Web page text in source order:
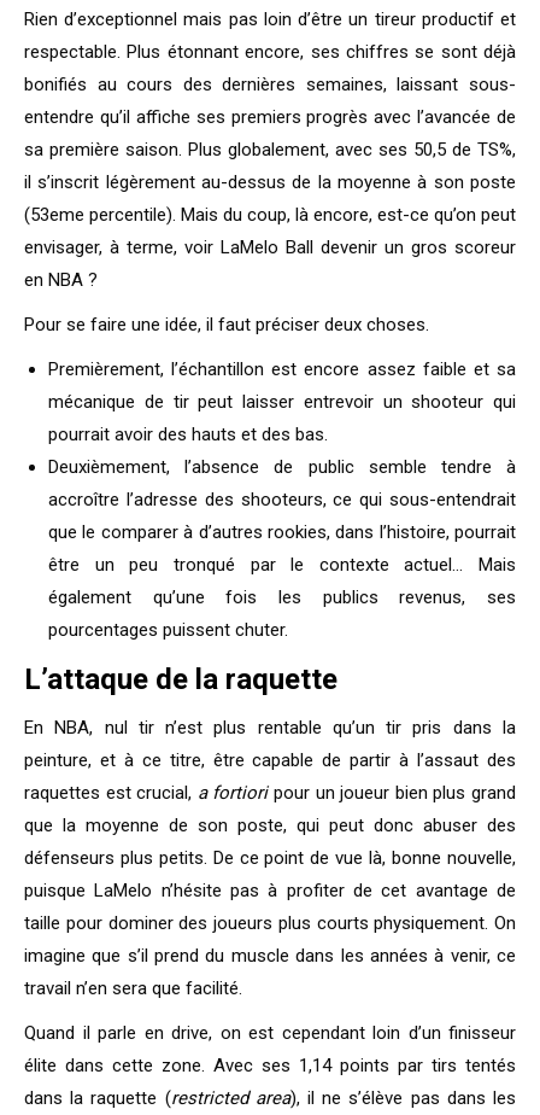
Rien d’exceptionnel mais pas loin d’être un tireur productif et
respectable. Plus étonnant encore, ses chiffres se sont déjà
bonifiés au cours des dernières semaines, laissant sous-
entendre qu’il affiche ses premiers progrès avec l’avancée de
sa première saison. Plus globalement, avec ses 50,5 de TS%,
il s’inscrit légèrement au-dessus de la moyenne à son poste
(53eme percentile). Mais du coup, là encore, est-ce qu’on peut
envisager, à terme, voir LaMelo Ball devenir un gros scoreur
en NBA ?
Pour se faire une idée, il faut préciser deux choses.
Premièrement, l’échantillon est encore assez faible et sa
mécanique de tir peut laisser entrevoir un shooteur qui
pourrait avoir des hauts et des bas.
Deuxièmement, l’absence de public semble tendre à
accroître l’adresse des shooteurs, ce qui sous-entendrait
que le comparer à d’autres rookies, dans l’histoire, pourrait
être un peu tronqué par le contexte actuel… Mais
également qu’une fois les publics revenus, ses
pourcentages puissent chuter.
L’attaque de la raquette
En NBA, nul tir n’est plus rentable qu’un tir pris dans la
peinture, et à ce titre, être capable de partir à l’assaut des
raquettes est crucial, a fortioripour un joueur bien plus grand
que la moyenne de son poste, qui peut donc abuser des
défenseurs plus petits. De ce point de vue là, bonne nouvelle,
puisque LaMelo n’hésite pas à profiter de cet avantage de
taille pour dominer des joueurs plus courts physiquement. On
imagine que s’il prend du muscle dans les années à venir, ce
travail n’en sera que facilité.
Quand il parle en drive, on est cependant loin d’un finisseur
élite dans cette zone. Avec ses 1,14 points par tirs tentés
dans la raquette (restricted area), il ne s’élève pas dans les